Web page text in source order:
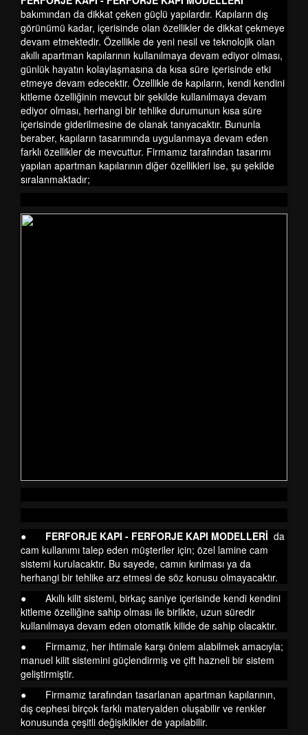
bakımından da dikkat çeken güçlü yapılardır. Kapıların dış
görünümü kadar, içerisinde olan özellikler de dikkat çekmeye
devam etmektedir. Özellikle de yeni nesil ve teknolojik olan
akıllı apartman kapılarının kullanılmaya devam ediyor olması,
günlük hayatın kolaylaşmasına da kısa süre içerisinde etki
etmeye devam edecektir. Özellikle de kapıların, kendi kendini
kitleme özelliğinin mevcut bir şekilde kullanılmaya devam
ediyor olması, herhangi bir tehlike durumunun kısa süre
içerisinde giderilmesine de olanak tanıyacaktır. Bununla
beraber, kapıların tasarımında uygulanmaya devam eden
farklı özellikler de mevcuttur. Firmamız tarafından tasarımı
yapılan apartman kapılarının diğer özellikleri ise, şu şekilde
sıralanmaktadır;
● FERFORJE KAPI - FERFORJE KAPI MODELLERİ da
cam kullanımı talep eden müşteriler için; özel lamine cam
sistemi kurulacaktır. Bu sayede, camın kırılması ya da
herhangi bir tehlike arz etmesi de söz konusu olmayacaktır.
● Akıllı kilit sistemi, birkaç saniye içerisinde kendi kendini
kitleme özelliğine sahip olması ile birlikte, uzun süredir
kullanılmaya devam eden otomatik kilide de sahip olacaktır.
● Firmamız, her ihtimale karşı önlem alabilmek amacıyla;
manuel kilit sistemini güçlendirmiş ve çift hazneli bir sistem
geliştirmiştir.
● Firmamız tarafından tasarlanan apartman kapılarının,
dış cephesi birçok farklı materyalden oluşabilir ve renkler
konusunda çeşitli değişiklikler de yapılabilir.